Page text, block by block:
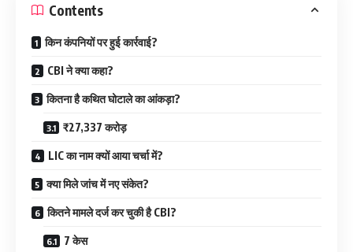
Contents
किन कंपनियों पर हुई कार्रवाई?
CBI ने क्या कहा?
कितना है कथित घोटाले का आंकड़ा?
₹27,337 करोड़
LIC का नाम क्यों आया चर्चा में?
क्या मिले जांच में नए संकेत?
कितने मामले दर्ज कर चुकी है CBI?
7 केस